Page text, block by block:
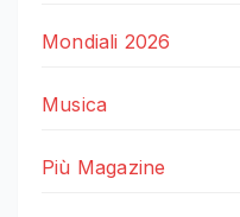
Mondiali 2026
Musica
Più Magazine